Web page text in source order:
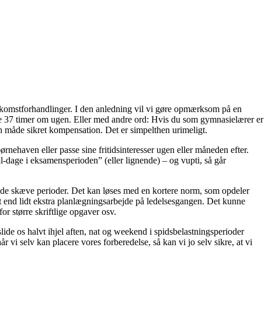
I den anledning vil vi gøre opmærksom på en
timer om ugen. Eller med andre ord: Hvis du som gymnasielærer er
sikret kompensation. Det er simpelthen urimeligt.
eller passe sine fritidsinteresser ugen eller måneden efter.
i eksamensperioden” (eller lignende) – og vupti, så går
skæve perioder. Det kan løses med en kortere norm, som opdeler
lidt ekstra planlægningsarbejde på ledelsesgangen. Det kunne
større skriftlige opgaver osv.
os halvt ihjel aften, nat og weekend i spidsbelastningsperioder
selv kan placere vores forberedelse, så kan vi jo selv sikre, at vi